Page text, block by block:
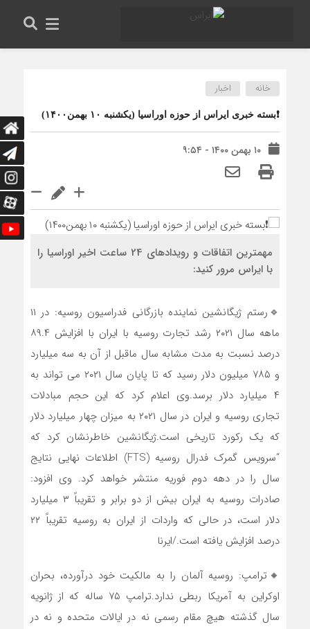
خانه اخبار
❗️بسته خبری ایراس از حوزه اوراسیا (یکشنبه ۱۰ بهمن۱۴۰۰)
۱۰ بهمن ۱۴۰۰ - ۹:۵۴
مهمترین اتفاقات و رویدادهای 24 ساعت اخیر اوراسیا را
با ایراس مرور کنید:
🔹رستم ژیگانشین نماینده بازرگانی فدراسیون روسیه: در ۱۱
ماهه سال ۲۰۲۱ رشد تجارت روسیه با ایران با افزایش ۸۹.۴
درصد نسبت به مدت مشابه سال ماقبل از آن به سه میلیارد
و ۷۸۵ میلیون دلار رسید که تا پایان سال ۲۰۲۱ می تواند به
۴ میلیارد دلار برسد.وی اعلام کرد که این حجم مبادلات
تجاری روسیه و ایران در سال ۲۰۲۱ به میزان چهار میلیارد دلار
که یک رکورد تاریخی است.ژیگانشین خاطرنشان کرد که
“سرویس گمرک فدرال روسیه (FTS) اطلاعات نهایی نتایج
سال را در دهه دوم فوریه منتشر خواهد کرد. وی افزود:
صادرات روسیه به ایران بیش از دو برابر و تقریباً ۳ میلیارد
دلار است، در حالی که واردات از ایران به روسیه تقریباً ۲۲
درصد افزایش یافته است./ایرنا
🔸ترامپ: روسیه آلمان را به مالکیت خود درآورده، بحران
اوکراین به آمریکا ربطی ندارد.ترامپ ۷۵ ساله که از ژانویه
سال گذشته هیچ مقام رسمی نه در ایالات متحده و نه در